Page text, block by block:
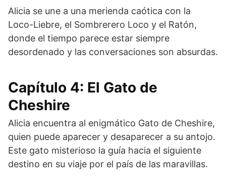
Alicia se une a una merienda caótica con la
Loco-Liebre, el Sombrerero Loco y el Ratón,
donde el tiempo parece estar siempre
desordenado y las conversaciones son absurdas.
Capítulo 4: El Gato de
Cheshire
Alicia encuentra al enigmático Gato de Cheshire,
quien puede aparecer y desaparecer a su antojo.
Este gato misterioso la guía hacia el siguiente
destino en su viaje por el país de las maravillas.